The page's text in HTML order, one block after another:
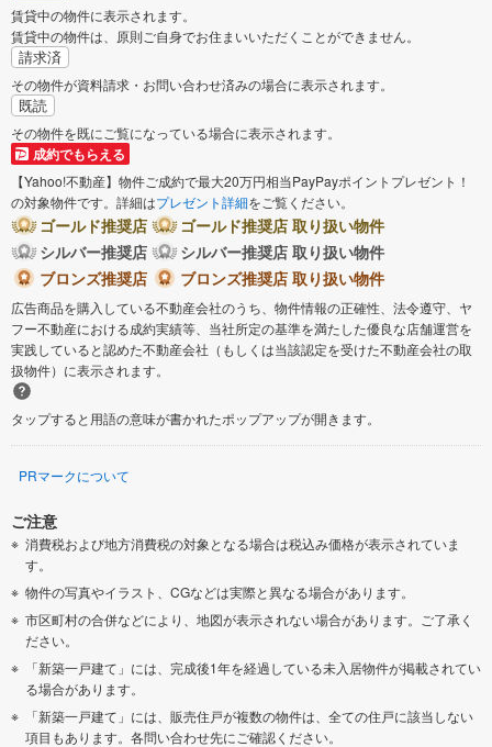
賃貸中の物件に表示されます。
賃貸中の物件は、原則ご自身でお住まいいただくことができません。
請求済
その物件が資料請求・お問い合わせ済みの場合に表示されます。
既読
その物件を既にご覧になっている場合に表示されます。
成約でもらえる
【Yahoo!不動産】物件ご成約で最大20万円相当PayPayポイントプレゼント！
の対象物件です。詳細はプレゼント詳細をご覧ください。
ゴールド推奨店
ゴールド推奨店 取り扱い物件
シルバー推奨店
シルバー推奨店 取り扱い物件
ブロンズ推奨店
ブロンズ推奨店 取り扱い物件
広告商品を購入している不動産会社のうち、物件情報の正確性、法令遵守、ヤ
フー不動産における成約実績等、当社所定の基準を満たした優良な店舗運営を
実践していると認めた不動産会社（もしくは当該認定を受けた不動産会社の取
扱物件）に表示されます。
タップすると用語の意味が書かれたポップアップが開きます。
PRマークについて
ご注意
消費税および地方消費税の対象となる場合は税込み価格が表示されていま
す。
物件の写真やイラスト、CGなどは実際と異なる場合があります。
市区町村の合併などにより、地図が表示されない場合があります。ご了承く
ださい。
「新築一戸建て」には、完成後1年を経過している未入居物件が掲載されてい
る場合があります。
「新築一戸建て」には、販売住戸が複数の物件は、全ての住戸に該当しない
項目もあります。各問い合わせ先にご確認ください。